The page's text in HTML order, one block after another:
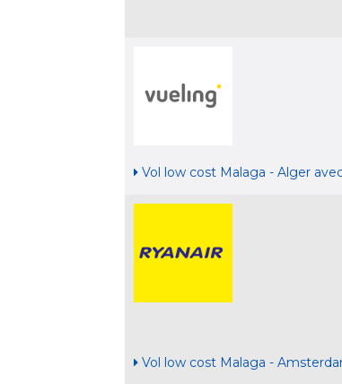
Vol low cost Malaga - Alger
Vol low cost Malaga -